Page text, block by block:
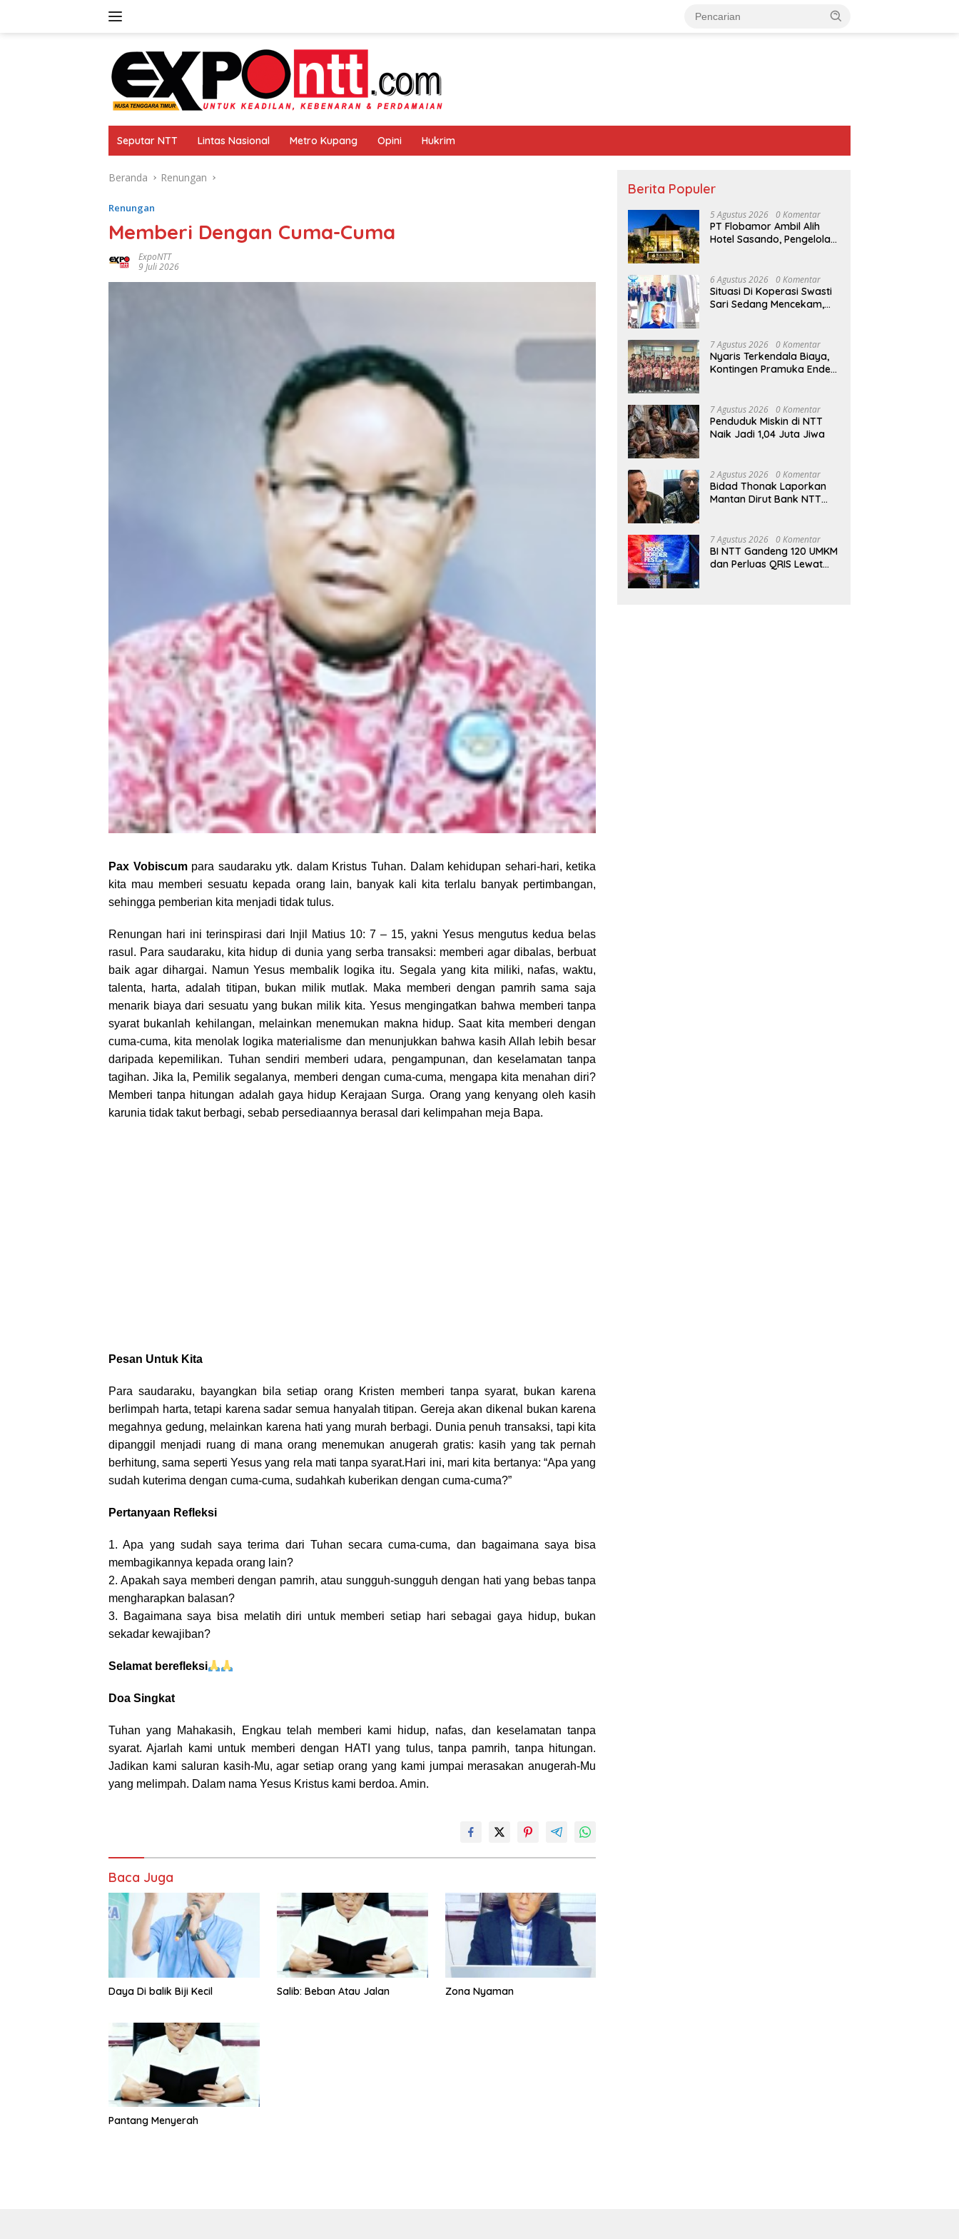
Seputar NTT Lintas Nasional Metro Kupang Opini Hukrim
Beranda Renungan
Renungan
Memberi Dengan Cuma-Cuma
ExpoNTT
9 Juli 2026
Pax Vobiscumpara saudaraku ytk. dalam Kristus Tuhan. Dalam kehidupan sehari-hari, ketika
kita mau memberi sesuatu kepada orang lain, banyak kali kita terlalu banyak pertimbangan,
sehingga pemberian kita menjadi tidak tulus.
Renungan hari ini terinspirasi dari Injil Matius 10: 7 – 15, yakni Yesus mengutus kedua belas
rasul. Para saudaraku, kita hidup di dunia yang serba transaksi: memberi agar dibalas, berbuat
baik agar dihargai. Namun Yesus membalik logika itu. Segala yang kita miliki, nafas, waktu,
talenta, harta, adalah titipan, bukan milik mutlak. Maka memberi dengan pamrih sama saja
menarik biaya dari sesuatu yang bukan milik kita. Yesus mengingatkan bahwa memberi tanpa
syarat bukanlah kehilangan, melainkan menemukan makna hidup. Saat kita memberi dengan
cuma-cuma, kita menolak logika materialisme dan menunjukkan bahwa kasih Allah lebih besar
daripada kepemilikan. Tuhan sendiri memberi udara, pengampunan, dan keselamatan tanpa
tagihan. Jika Ia, Pemilik segalanya, memberi dengan cuma-cuma, mengapa kita menahan diri?
Memberi tanpa hitungan adalah gaya hidup Kerajaan Surga. Orang yang kenyang oleh kasih
karunia tidak takut berbagi, sebab persediaannya berasal dari kelimpahan meja Bapa.
Pesan Untuk Kita
Para saudaraku,
bayangkan bila setiap orang Kristen memberi tanpa syarat, bukan karena
berlimpah harta, tetapi karena sadar semua hanyalah titipan. Gereja akan dikenal bukan karena
megahnya gedung, melainkan karena hati yang murah berbagi. Dunia penuh transaksi, tapi kita
dipanggil menjadi ruang di mana orang menemukan anugerah gratis: kasih yang tak pernah
berhitung, sama seperti Yesus yang rela mati tanpa syarat.Hari ini, mari kita bertanya: “Apa yang
sudah kuterima dengan cuma-cuma, sudahkah kuberikan dengan cuma-cuma?”
Pertanyaan Refleksi
1. Apa yang sudah saya terima dari Tuhan secara cuma-cuma, dan bagaimana saya bisa
membagikannya kepada orang lain?
2. Apakah saya memberi dengan pamrih, atau sungguh-sungguh dengan hati yang bebas tanpa
mengharapkan balasan?
3. Bagaimana saya bisa melatih diri untuk memberi setiap hari sebagai gaya hidup, bukan
sekadar kewajiban?
Selamat berefleksi
Doa Singkat
Tuhan yang Mahakasih,
Engkau telah memberi kami hidup, nafas, dan keselamatan tanpa
syarat. Ajarlah kami untuk memberi dengan HATI yang tulus, tanpa pamrih, tanpa hitungan.
Jadikan kami saluran kasih-Mu, agar setiap orang yang kami jumpai merasakan anugerah-Mu
yang melimpah. Dalam nama Yesus Kristus kami berdoa. Amin.
Baca Juga
Daya Di balik Biji Kecil Salib: Beban Atau Jalan Zona Nyaman
Pantang Menyerah
Berita Populer
5 Agustus 2026 0 Komentar
PT Flobamor Ambil Alih
Hotel Sasando, Pengelola
Pemprov NTT
6 Agustus 2026 0 Komentar
Situasi Di Koperasi Swasti
Sari Sedang Mencekam,
7 Agustus 2026 0 Komentar
Nyaris Terkendala Biaya,
Kontingen Pramuka Ende
Jakarta
7 Agustus 2026 0 Komentar
Penduduk Miskin di NTT
Naik Jadi 1,04 Juta Jiwa
2 Agustus 2026 0 Komentar
Bidad Thonak Laporkan
Mantan Dirut Bank NTT
7 Agustus 2026 0 Komentar
BI NTT Gandeng 120 UMKM
dan Perluas QRIS Lewat